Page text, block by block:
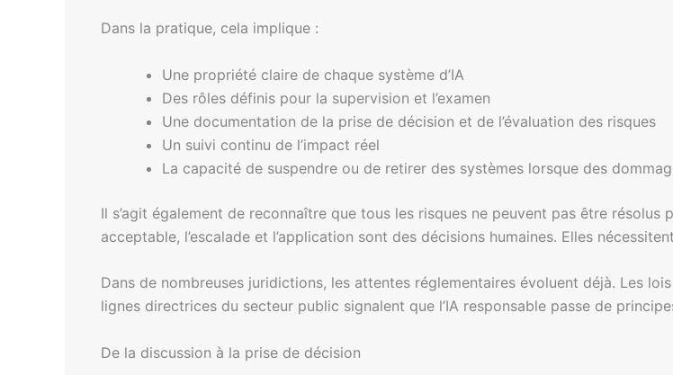
Dans la pratique, cela implique :
Une propriété claire de chaque système d’IA
Des rôles définis pour la supervision et l’examen
Une documentation de la prise de décision et de l’évaluation des risques
Un suivi continu de l’impact réel
La capacité de suspendre ou de retirer des systèmes lorsque des
Il s’agit également de reconnaître que tous les risques ne peuvent pas être
acceptable, l’escalade et l’application sont des décisions humaines. Elles
Dans de nombreuses juridictions, les attentes réglementaires évoluent déjà. Les
lignes directrices du secteur public signalent que l’IA responsable passe de
De la discussion à la prise de décision